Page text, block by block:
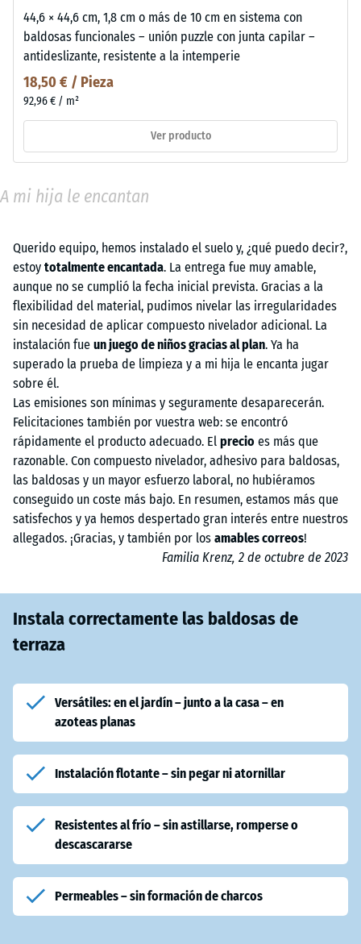
44,6 × 44,6 cm, 1,8 cm o más de 10 cm en sistema con
baldosas funcionales – unión puzzle con junta capilar –
antideslizante, resistente a la intemperie
18,50 € / Pieza
92,96 € / m²
Ver producto
A mi hija le encantan
Querido equipo, hemos instalado el suelo y, ¿qué puedo decir?,
estoy totalmente encantada. La entrega fue muy amable,
aunque no se cumplió la fecha inicial prevista. Gracias a la
flexibilidad del material, pudimos nivelar las irregularidades
sin necesidad de aplicar compuesto nivelador adicional. La
instalación fue un juego de niños gracias al plan. Ya ha
superado la prueba de limpieza y a mi hija le encanta jugar
sobre él.
Las emisiones son mínimas y seguramente desaparecerán.
Felicitaciones también por vuestra web: se encontró
rápidamente el producto adecuado. El precio es más que
razonable. Con compuesto nivelador, adhesivo para baldosas,
las baldosas y un mayor esfuerzo laboral, no hubiéramos
conseguido un coste más bajo. En resumen, estamos más que
satisfechos y ya hemos despertado gran interés entre nuestros
allegados. ¡Gracias, y también por los amables correos!
Familia Krenz, 2 de octubre de 2023
Instala correctamente las baldosas de
terraza
Versátiles: en el jardín – junto a la casa – en
azoteas planas
Instalación flotante – sin pegar ni atornillar
Resistentes al frío – sin astillarse, romperse o
descascararse
Permeables – sin formación de charcos